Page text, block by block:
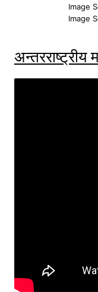
Image
Image
अन्तरराष्ट्रीय